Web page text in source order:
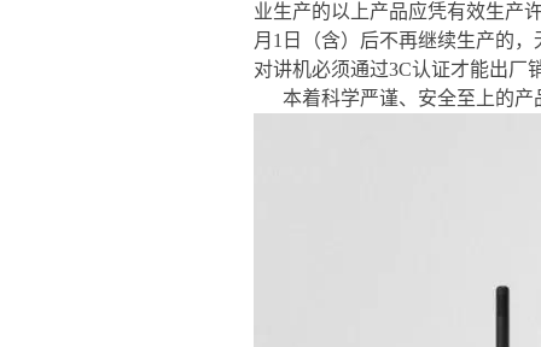
业生产的以上产品应凭有效生产
月1日（含）后不再继续生产的
对讲机必须通过3C认证才能出厂
本着科学严谨、安全至上的